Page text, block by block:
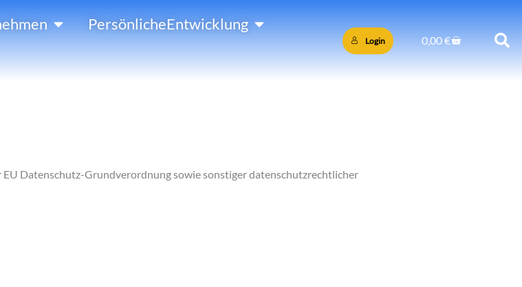
Öffne FürUnternehmen
PersönlicheEntwicklung
Login 0,00€Warenkorb
Datenschutz-Grundverordnung sowie sonstiger datenschutzrechtlicher